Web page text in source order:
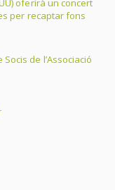
per recaptar fons
de l’Associació